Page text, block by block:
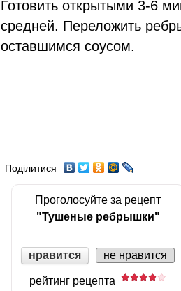
Готовить открытыми 3-6
средней. Переложить
оставшимся соусом.
Поділитися
Проголосуйте за рецепт
"Тушеные ребрышки"
нравится не нравится
рейтинг рецепта